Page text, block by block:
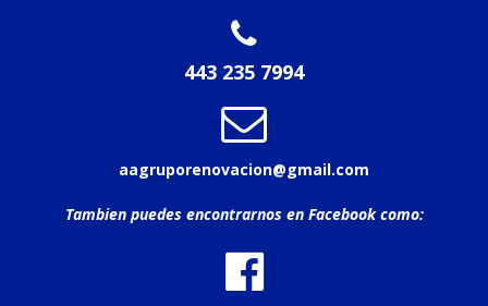

443 235 7994

aagruporenovacion@gmail.com
Tambien puedes encontrarnos en Facebook como:
